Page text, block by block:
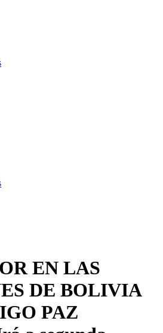
EN LAS
DE BOLIVIA
PAZ